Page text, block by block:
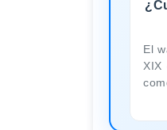
El
XIX